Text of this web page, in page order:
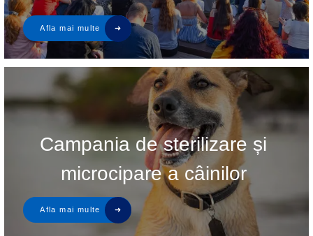
Campania de sterilizare și
microcipare a câinilor